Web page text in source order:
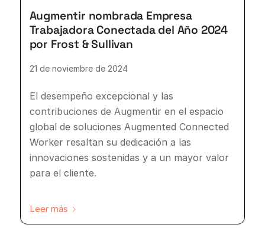
Augmentir nombrada Empresa
Trabajadora Conectada del Año 2024
por Frost & Sullivan
21 de noviembre de 2024
El desempeño excepcional y las
contribuciones de Augmentir en el espacio
global de soluciones Augmented Connected
Worker resaltan su dedicación a las
innovaciones sostenidas y a un mayor valor
para el cliente.
Leer más